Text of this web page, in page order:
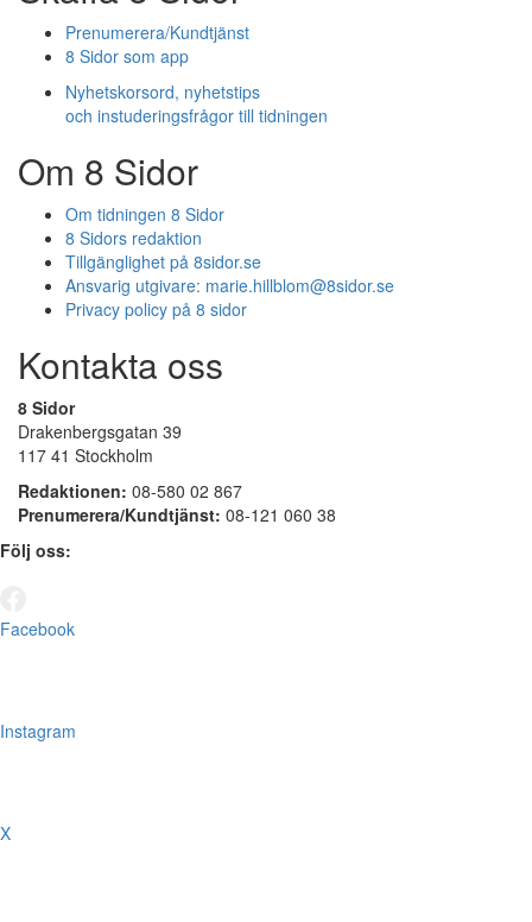
Prenumerera/Kundtjänst
8 Sidor som app
Nyhetskorsord, nyhetstips
och instuderingsfrågor till tidningen
Om 8 Sidor
Om tidningen 8 Sidor
8 Sidors redaktion
Tillgänglighet på 8sidor.se
Ansvarig utgivare: marie.hillblom@8sidor.se
Privacy policy på 8 sidor
Kontakta oss
8 Sidor
Drakenbergsgatan 39
117 41 Stockholm
Redaktionen: 08-580 02 867
Prenumerera/Kundtjänst: 08-121 060 38
Följ oss:
Facebook
Instagram
X